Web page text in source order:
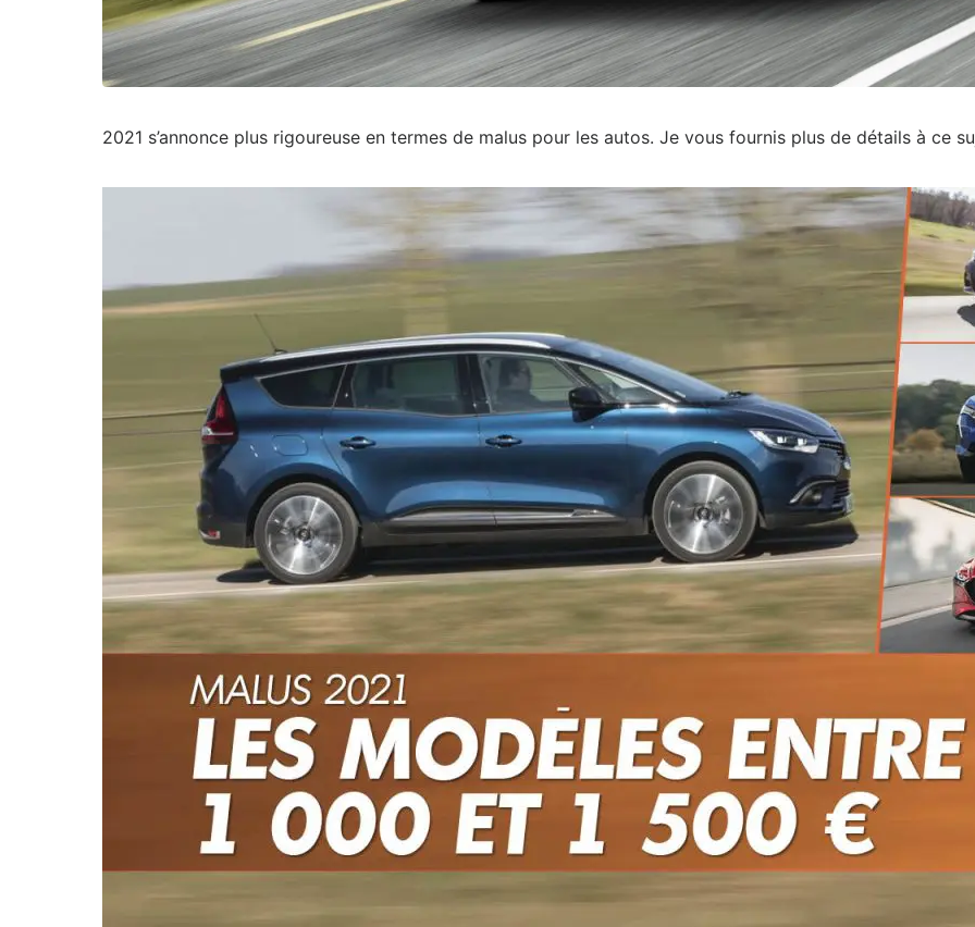
2021 s’annonce plus rigoureuse en termes de malus pour les autos. Je vous fournis plus de détails à ce